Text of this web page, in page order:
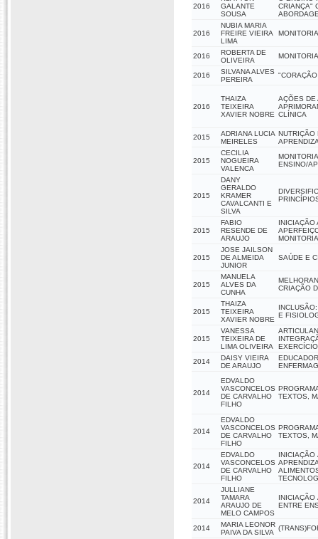
2016
GALANTE
SOUSA
CRIANÇA"
2016
NUBIA MARIA
FREIRE VIEIRA
LIMA
2016
ROBERTA DE
OLIVEIRA
2016
SILVANA ALVES
PEREIRA
2016
THAIZA
TEIXEIRA
XAVIER NOBRE
AÇÕES DE
CLÍNICA
2015
ADRIANA LUCIA
MEIRELES
NUTRIÇÃO
2015
CECILIA
NOGUEIRA
VALENCA
ENSINO/
2015
DANY
GERALDO
KRAMER
CAVALCANTI E
SILVA
2015
FABIO
RESENDE DE
ARAUJO
INICIAÇÃO
MONITORIA
2015
JOSE JAILSON
DE ALMEIDA
JUNIOR
SAÚDE E
2015
MANUELA
ALVES DA
CUNHA
CRIAÇÃO
2015
THAIZA
TEIXEIRA
XAVIER NOBRE
E
2015
VANESSA
TEIXEIRA DE
LIMA OLIVEIRA
2014
DAISY VIEIRA
DE ARAUJO
2014
EDVALDO
VASCONCELOS
DE CARVALHO
FILHO
TEXTOS,
2014
EDVALDO
VASCONCELOS
DE CARVALHO
FILHO
TEXTOS,
2014
EDVALDO
VASCONCELOS
DE CARVALHO
FILHO
INICIAÇÃO
2014
JULLIANE
TAMARA
ARAUJO DE
MELO CAMPOS
INICIAÇÃO
ENTRE
2014
MARIA LEONOR
PAIVA DA SILVA